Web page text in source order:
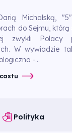
Michalską,
do Sejmu,
zwykli Polacy
W wywiadzie
-...
Polityka